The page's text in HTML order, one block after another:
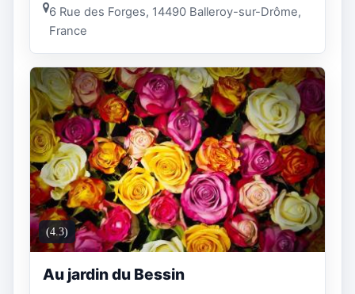
6 Rue des Forges, 14490 Balleroy-sur-Drôme,
France
(4.3)
Au jardin du Bessin